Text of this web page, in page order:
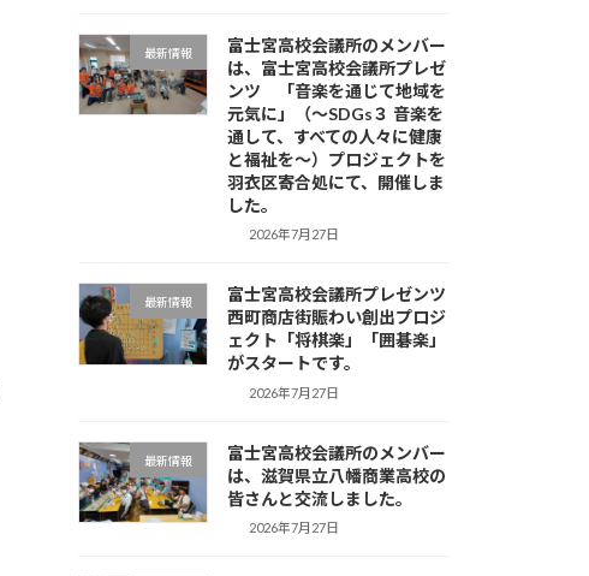
最新情報
富士宮高校会議所のメンバー
は、富士宮高校会議所プレゼ
ンツ 「音楽を通じて地域を
元気に」（～SDGs３ 音楽を
通して、すべての人々に健康
と福祉を～）プロジェクトを
羽衣区寄合処にて、開催しま
した。
2026年7月27日
最新情報
富士宮高校会議所プレゼンツ
西町商店街賑わい創出プロジ
ェクト「将棋楽」「囲碁楽」
がスタートです。
2026年7月27日
最新情報
富士宮高校会議所のメンバー
は、滋賀県立八幡商業高校の
皆さんと交流しました。
2026年7月27日